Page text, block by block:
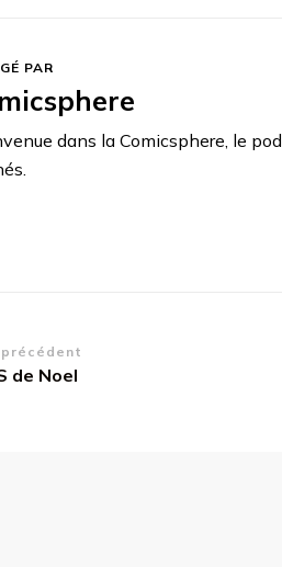
PAR
dans la Comicsphere, le
de Noel